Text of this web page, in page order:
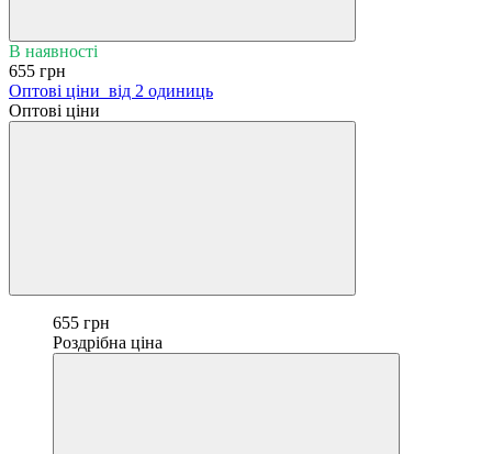
В наявності
655 грн
Оптові ціни від 2 одиниць
Оптові ціни
655 грн
Роздрібна ціна